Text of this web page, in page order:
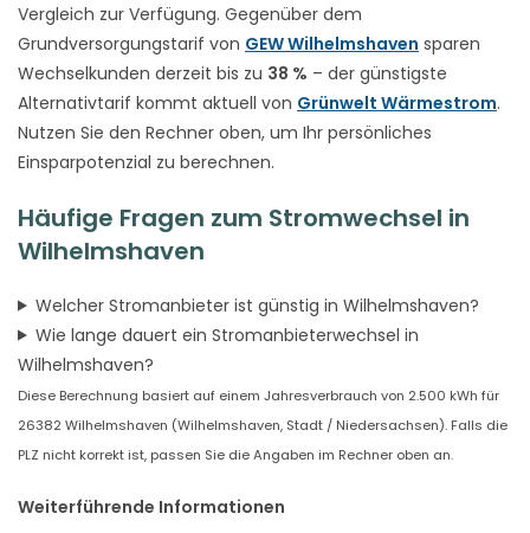
Vergleich zur Verfügung. Gegenüber dem
Grundversorgungstarif von GEW Wilhelmshaven sparen
Wechselkunden derzeit bis zu 38 % – der günstigste
Alternativtarif kommt aktuell von Grünwelt Wärmestrom.
Nutzen Sie den Rechner oben, um Ihr persönliches
Einsparpotenzial zu berechnen.
Häufige Fragen zum Stromwechsel in
Wilhelmshaven
Welcher Stromanbieter ist günstig in Wilhelmshaven?
Wie lange dauert ein Stromanbieterwechsel in
Wilhelmshaven?
Diese Berechnung basiert auf einem Jahresverbrauch von 2.500 kWh für
26382 Wilhelmshaven (Wilhelmshaven, Stadt / Niedersachsen). Falls die
PLZ nicht korrekt ist, passen Sie die Angaben im Rechner oben an.
Weiterführende Informationen